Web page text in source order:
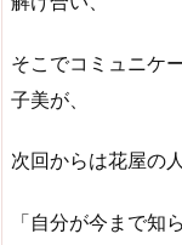
そこでコミュニケ
子美が、
次回からは花屋の
「自分が今まで知